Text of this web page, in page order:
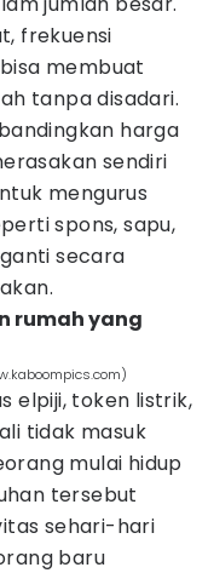
frekuensi
membuat
tanpa disadari.
harga
sendiri
mengurus
spons, sapu,
secara
rumah yang
elpiji, token listrik,
tidak masuk
mulai hidup
tersebut
sehari-hari
baru